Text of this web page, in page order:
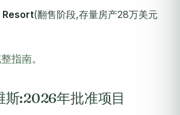
Resort(翻售阶段,存量房产28万美元
指南。
斯:2026年批准项目